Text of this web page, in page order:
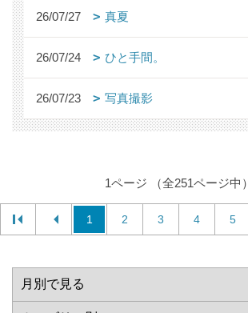
26/07/27 真夏
26/07/24 ひと手間。
26/07/23 写真撮影
1ページ （全251ページ中）
1 2 3 4 5